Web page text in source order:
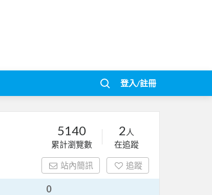
登入/註冊
5140
累計瀏覽數
2 人
在追蹤
站內簡訊 追蹤
0